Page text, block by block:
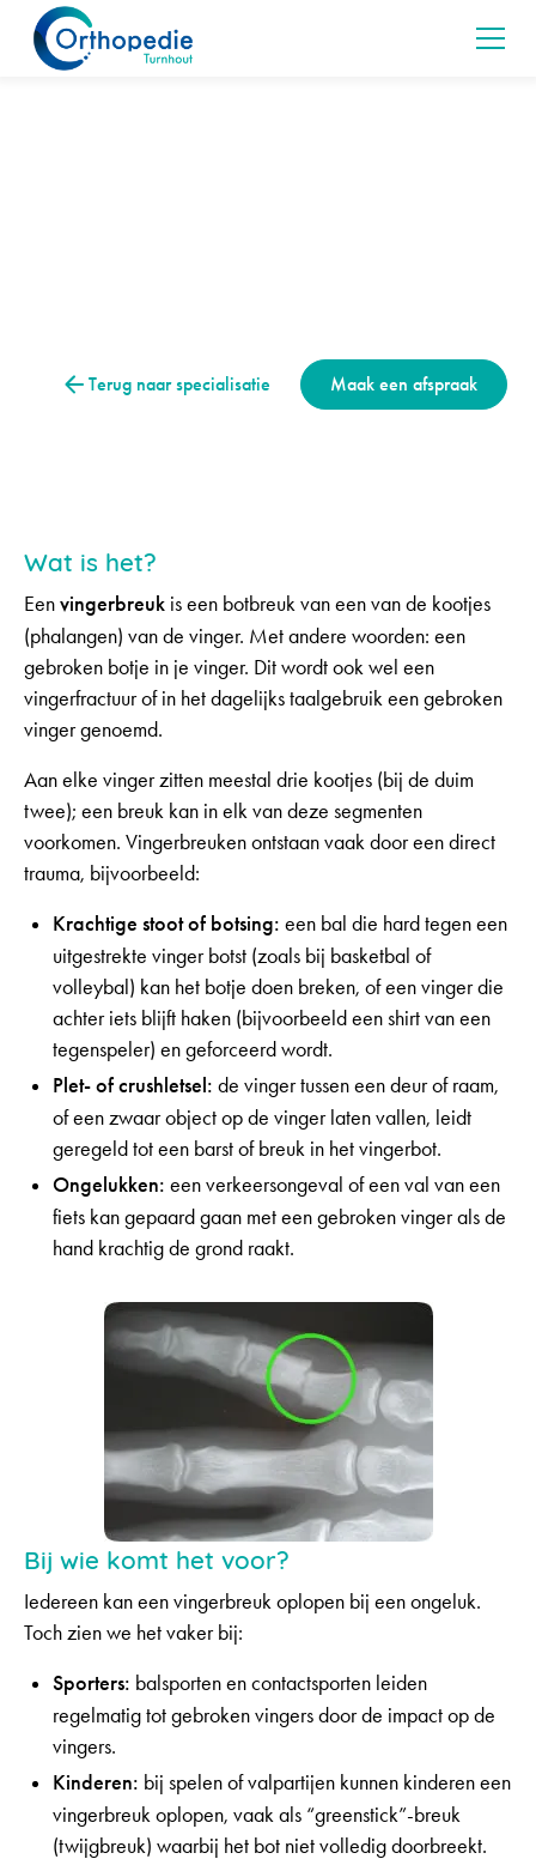
Terug naar specialisatie Maak een afspraak
Wat is het?
Een vingerbreuk is een botbreuk van een van de kootjes
(phalangen) van de vinger. Met andere woorden: een
gebroken botje in je vinger. Dit wordt ook wel een
vingerfractuur of in het dagelijks taalgebruik een gebroken
vinger genoemd.
Aan elke vinger zitten meestal drie kootjes (bij de duim
twee); een breuk kan in elk van deze segmenten
voorkomen. Vingerbreuken ontstaan vaak door een direct
trauma, bijvoorbeeld:
Krachtige stoot of botsing: een bal die hard tegen een
uitgestrekte vinger botst (zoals bij basketbal of
volleybal) kan het botje doen breken, of een vinger die
achter iets blijft haken (bijvoorbeeld een shirt van een
tegenspeler) en geforceerd wordt.
Plet- of crushletsel: de vinger tussen een deur of raam,
of een zwaar object op de vinger laten vallen, leidt
geregeld tot een barst of breuk in het vingerbot.
Ongelukken: een verkeersongeval of een val van een
fiets kan gepaard gaan met een gebroken vinger als de
hand krachtig de grond raakt.
Bij wie komt het voor?
Iedereen kan een vingerbreuk oplopen bij een ongeluk.
Toch zien we het vaker bij:
Sporters: balsporten en contactsporten leiden
regelmatig tot gebroken vingers door de impact op de
vingers.
Kinderen: bij spelen of valpartijen kunnen kinderen een
vingerbreuk oplopen, vaak als “greenstick”-breuk
(twijgbreuk) waarbij het bot niet volledig doorbreekt.